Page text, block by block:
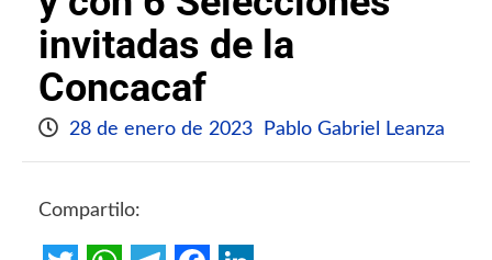
invitadas de la
Concacaf
28 de enero de 2023 Pablo Gabriel Leanza
Compartilo: